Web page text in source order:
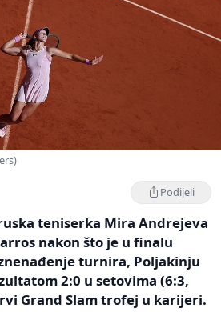
Podijeli
teniserka Mira Andrejeva
nakon što je u finalu
turnira, Poljakinju
2:0 u setovima (6:3,
Grand Slam trofej u karijeri.